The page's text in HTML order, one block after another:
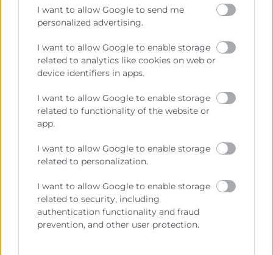
I want to allow Google to send me
personalized advertising.
I want to allow Google to enable storage
related to analytics like cookies on web or
device identifiers in apps.
I want to allow Google to enable storage
related to functionality of the website or
app.
I want to allow Google to enable storage
related to personalization.
I want to allow Google to enable storage
related to security, including
authentication functionality and fraud
prevention, and other user protection.
rendimiento de los trabajadores. Desde
laEscuela de Negocios
ofrecemos un curso de
actualización sobre Mindfulness que tiene
los siguientes objetivos:
Desarrollar líderes con inteligencia
emocional.
Aprender a manejar, gestionar y
reducir el estrés.
Mejorar nuestra capacidad de
comunicación y escucha activa.
Manejar la incertidumbre y la gestión
del cambio.
Ganar claridad mental y “foco” para la